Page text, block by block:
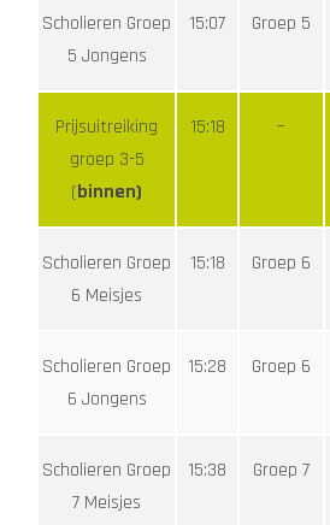
Scholieren Groep
5 Jongens
15:07 Groep 5
Prijsuitreiking
groep 3-5
(binnen)
15:18 –
Scholieren Groep
6 Meisjes
15:18 Groep 6
Scholieren Groep
6 Jongens
15:28 Groep 6
Scholieren Groep
7 Meisjes
15:38 Groep 7